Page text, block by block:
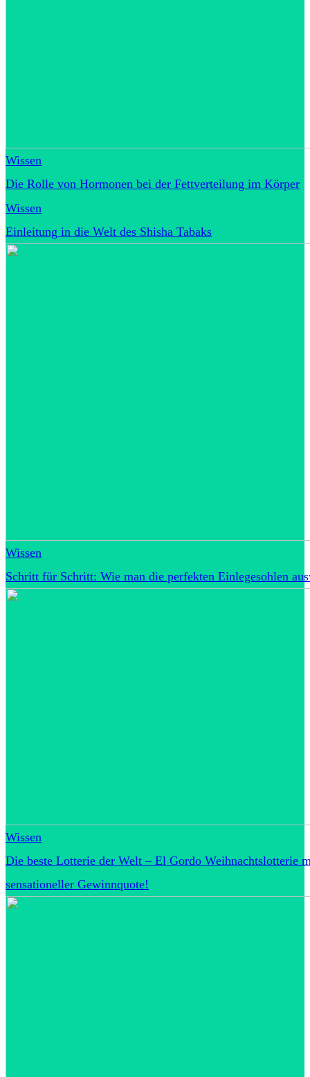
Wissen
Die Rolle von Hormonen bei der Fettverteilung im Körper
Wissen
Einleitung in die Welt des Shisha Tabaks
Wissen
Schritt für Schritt: Wie man die perfekten Einlegesohlen
Wissen
Die beste Lotterie der Welt – El Gordo Weihnachtslotterie
sensationeller Gewinnquote!